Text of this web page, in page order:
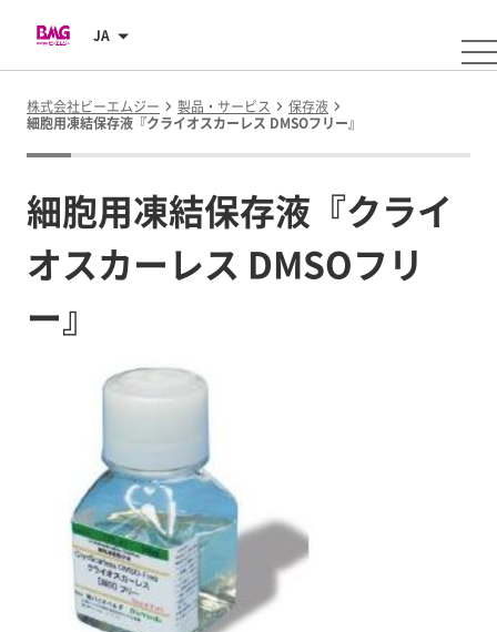
JA
株式会社ビーエムジー 製品・サービス
保存液
細胞用凍結保存液『クライオスカーレス DMSOフリー』
細胞用凍結保存液『クライ
オスカーレス DMSOフリ
ー』